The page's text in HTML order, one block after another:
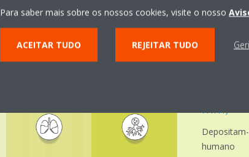
Quanto
mm)
humano
Para saber mais sobre os nossos cookies, visite o nosso
ACEITAR TUDO REJEITAR TUDO